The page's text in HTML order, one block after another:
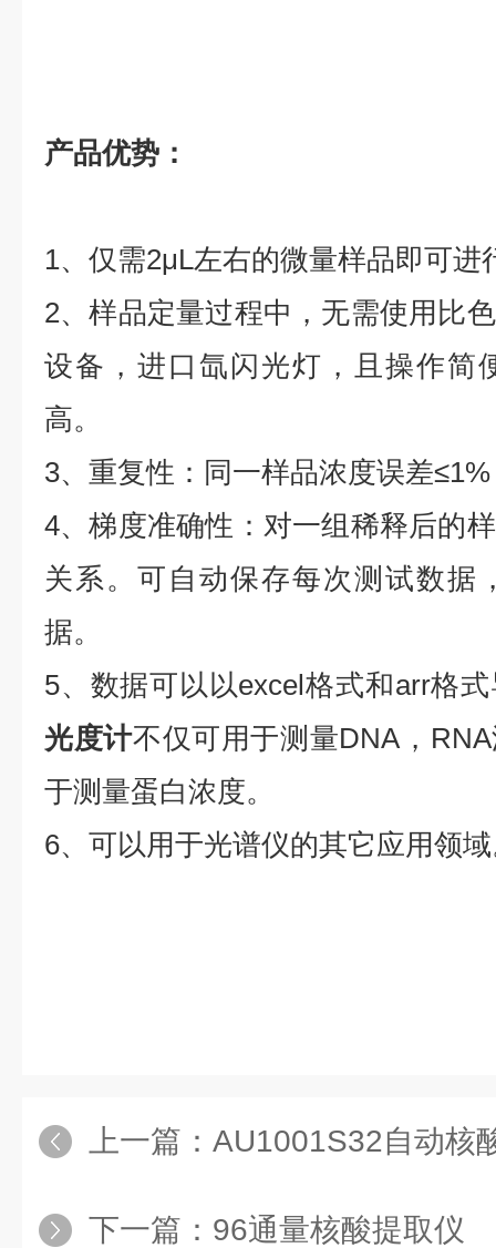
产品优势：
1、仅需2μL左右的微量样品即可进
2、样品定量过程中，无需使用比
设备，进口氙闪光灯，且操作简
高。
3、重复性：同一样品浓度误差
4、梯度准确性：对一组稀释后的
关系。可自动保存每次测试数据
据。
5、数据可以以excel格式和arr格
光度计不仅可用于测量DNA，
于测量蛋白浓度。
6、可以用于光谱仪的其它应用领
上一篇： AU1001S32自动核
下一篇： 96通量核酸提取仪